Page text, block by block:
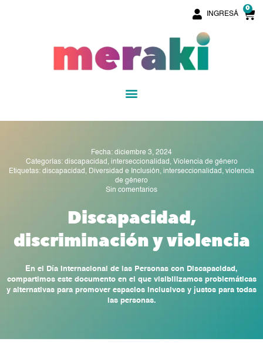
INGRESÁ
0
Menu
Fecha: diciembre 3, 2024
Categorías: discapacidad , interseccionalidad , Violencia de género
Etiquetas: discapacidad , Diversidad e Inclusión, interseccionalidad , violencia
de género
Sin comentarios
Discapacidad,
discriminación y violencia
En el Día Internacional de las Personas con Discapacidad,
compartimos este documento en el que visibilizamos problemáticas
y alternativas para promover espacios inclusivos y justos para todas
las personas.